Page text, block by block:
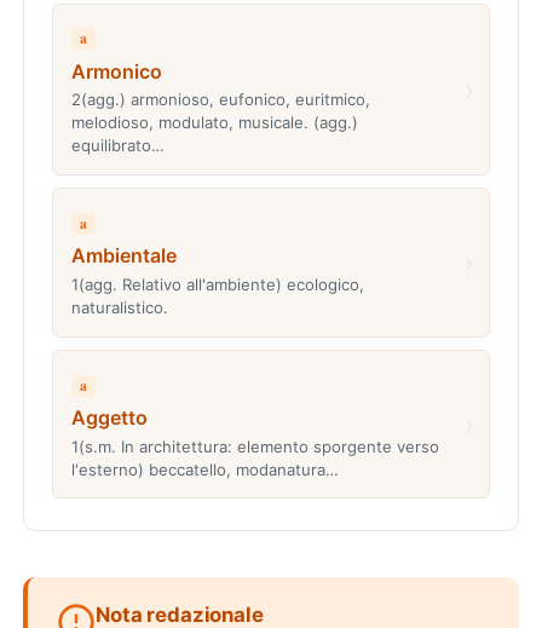
a
Armonico
2(agg.) armonioso, eufonico, euritmico,
melodioso, modulato, musicale. (agg.)
equilibrato…
a
Ambientale
1(agg. Relativo all'ambiente) ecologico,
naturalistico.
a
Aggetto
1(s.m. In architettura: elemento sporgente verso
l'esterno) beccatello, modanatura…
Nota redazionale